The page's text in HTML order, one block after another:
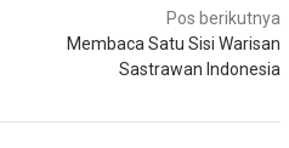
Pos berikutnya
Membaca Satu Sisi Warisan
Sastrawan Indonesia